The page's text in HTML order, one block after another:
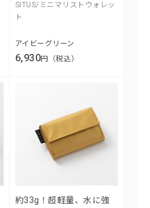
SITUS/ミニマリストウォレッ
ト
アイビーグリーン
6,930円（税込）
約33g！超軽量、水に強